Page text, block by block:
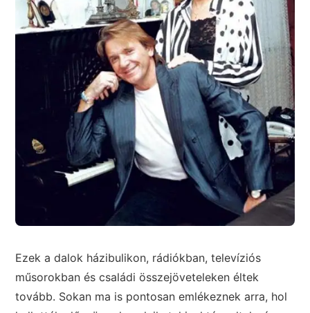
Ezek a dalok házibulikon, rádiókban, televíziós
műsorokban és családi összejöveteleken éltek
tovább. Sokan ma is pontosan emlékeznek arra, hol